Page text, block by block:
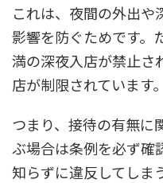
これは、夜間の外出や
影響を防ぐためです。
満の深夜入店が禁止さ
店が制限されています。
つまり、接待の有無に
ぶ場合は条例を必ず確
知らずに違反してしま